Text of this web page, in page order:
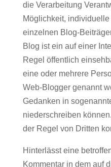
die Verarbeitung
Möglichkeit,
einzelnen Blog-
Blog ist ein auf einer
Regel öffentlich
eine oder mehrere
Web-Blogger genannt
Gedanken in
niederschreiben
der Regel von Dritten
Hinterlässt eine
Kommentar in dem auf